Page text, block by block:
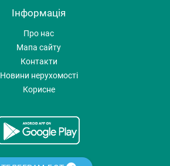
Інформація
Про нас
Мапа сайту
Контакти
Новини нерухомості
Корисне